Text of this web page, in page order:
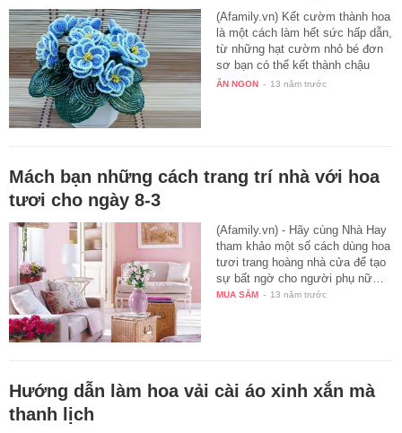
(Afamily.vn) Kết cườm thành hoa
là một cách làm hết sức hấp dẫn,
từ những hạt cườm nhỏ bé đơn
sơ bạn có thể kết thành chậu
hoa…
ĂN NGON - 13 năm trước
Mách bạn những cách trang trí nhà với hoa
tươi cho ngày 8-3
(Afamily.vn) - Hãy cùng Nhà Hay
tham khảo một số cách dùng hoa
tươi trang hoàng nhà cửa để tạo
sự bất ngờ cho người phụ nữ…
MUA SẮM - 13 năm trước
Hướng dẫn làm hoa vải cài áo xinh xắn mà
thanh lịch